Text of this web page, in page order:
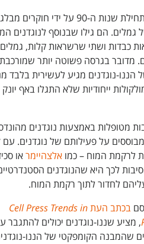
ננו-נוגדנים זוהו לראשונה בתחילת שנות ה-90 על ידי
הם גילו שבנוסף לנוגדנים
כבדות ושתי שרשראות קלות, גמלים
מדובר בגרסה פשוטה יותר
נוגדנים מגיע לעשירית בלבד
ייחודיות שלא התגלו באף
מטופלות באמצעות נוגדנים
על פעילותם של נוגדנים.
לרקמת המוח – כמואלצהיימראו
לכך היא שהנוגדנים
לחדור לתוך רקמת המוח.
בכתב העתCell Press Trends in
, מציע שננו-נוגדנים יכולים להתגבר
שהמבנה הקומפקטי של הננו-